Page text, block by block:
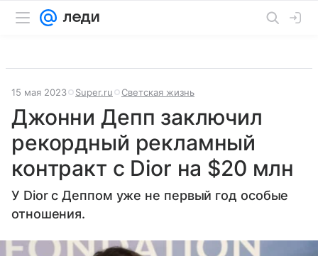
15 мая 2023 Super.ru Светская жизнь
Джонни Депп заключил
рекордный рекламный
контракт с Dior на $20 млн
У Dior с Деппом уже не первый год особые
отношения.